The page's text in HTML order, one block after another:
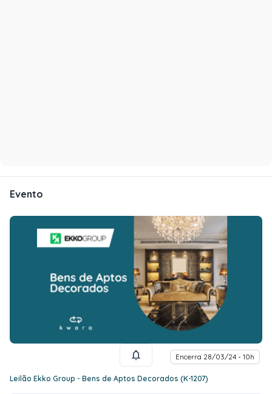
Evento
Encerra 28/03/24 - 10h
Leilão Ekko Group - Bens de Aptos Decorados (K-1207)